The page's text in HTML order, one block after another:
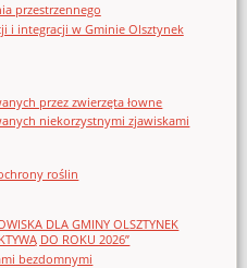
przestrzennego
i integracji w Gminie Olsztynek
przez zwierzęta łowne
niekorzystnymi zjawiskami
roślin
DLA GMINY OLSZTYNEK
DO ROKU 2026”
bezdomnymi